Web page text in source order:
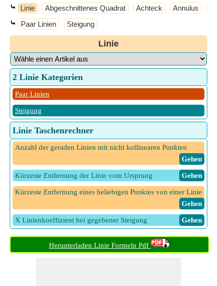
⤿ Linie Abgeschnittenes Quadrat Achteck Annulus
⤿ Paar Linien Steigung
Linie
2 Linie Kategorien
Paar Linien
Steigung
Linie Taschenrechner
Anzahl der geraden Linien mit nicht kollinearen Punkten
​ Gehen
Kürzeste Entfernung der Linie vom Ursprung ​ Gehen
Kürzeste Entfernung eines beliebigen Punktes von einer Linie
​ Gehen
X Linienkoeffizient bei gegebener Steigung ​ Gehen
Herunterladen Linie Formeln Pdf